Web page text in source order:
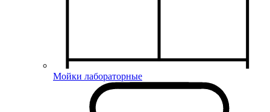
Мойки лабораторные